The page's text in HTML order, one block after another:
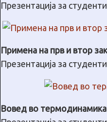
Презентација за
Примена на прв и втор
Презентација за
Вовед во